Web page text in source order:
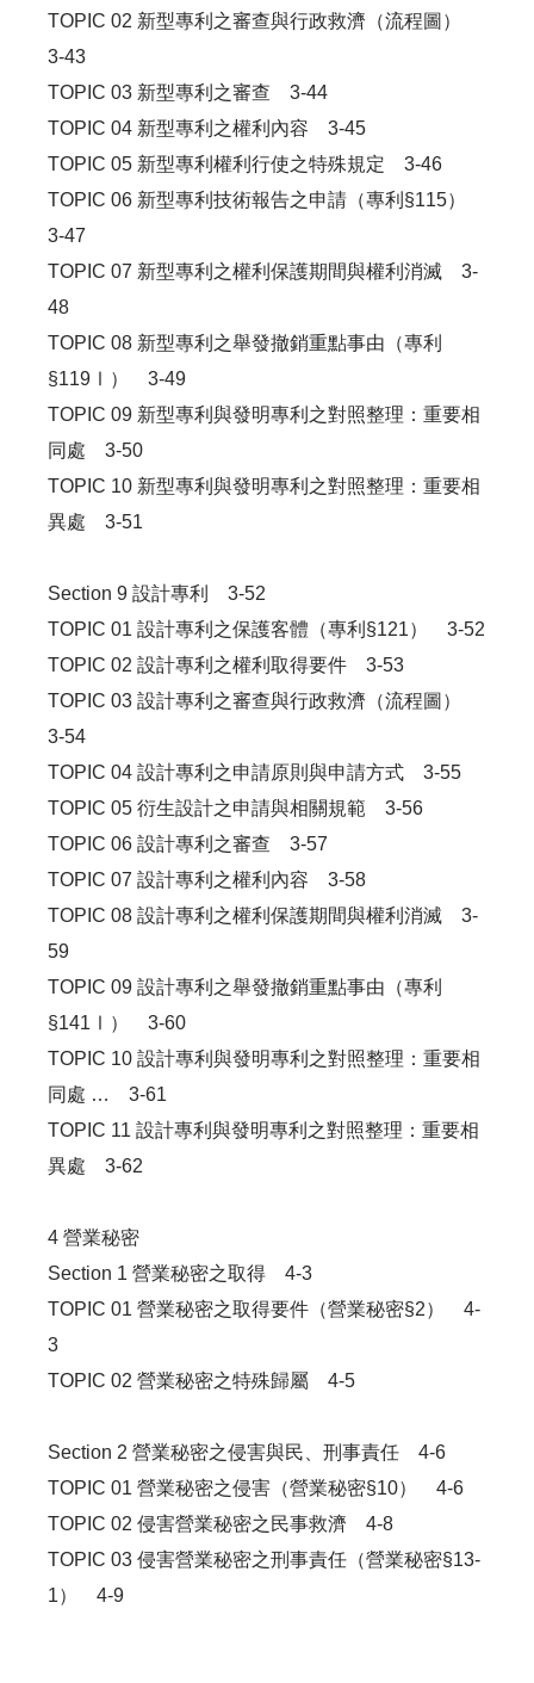
TOPIC 02 新型專利之審查與行政救濟（流程圖）
3-43
TOPIC 03 新型專利之審查 3-44
TOPIC 04 新型專利之權利內容 3-45
TOPIC 05 新型專利權利行使之特殊規定 3-46
TOPIC 06 新型專利技術報告之申請（專利§115）
3-47
TOPIC 07 新型專利之權利保護期間與權利消滅 3-
48
TOPIC 08 新型專利之舉發撤銷重點事由（專利
§119Ⅰ） 3-49
TOPIC 09 新型專利與發明專利之對照整理：重要相
同處 3-50
TOPIC 10 新型專利與發明專利之對照整理：重要相
異處 3-51
Section 9 設計專利 3-52
TOPIC 01 設計專利之保護客體（專利§121） 3-52
TOPIC 02 設計專利之權利取得要件 3-53
TOPIC 03 設計專利之審查與行政救濟（流程圖）
3-54
TOPIC 04 設計專利之申請原則與申請方式 3-55
TOPIC 05 衍生設計之申請與相關規範 3-56
TOPIC 06 設計專利之審查 3-57
TOPIC 07 設計專利之權利內容 3-58
TOPIC 08 設計專利之權利保護期間與權利消滅 3-
59
TOPIC 09 設計專利之舉發撤銷重點事由（專利
§141Ⅰ） 3-60
TOPIC 10 設計專利與發明專利之對照整理：重要相
同處 … 3-61
TOPIC 11 設計專利與發明專利之對照整理：重要相
異處 3-62
4 營業秘密
Section 1 營業秘密之取得 4-3
TOPIC 01 營業秘密之取得要件（營業秘密§2） 4-
3
TOPIC 02 營業秘密之特殊歸屬 4-5
Section 2 營業秘密之侵害與民、刑事責任 4-6
TOPIC 01 營業秘密之侵害（營業秘密§10） 4-6
TOPIC 02 侵害營業秘密之民事救濟 4-8
TOPIC 03 侵害營業秘密之刑事責任（營業秘密§13-
1） 4-9